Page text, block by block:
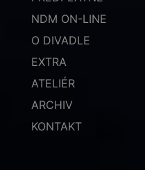
NDM ON-LINE
O DIVADLE
EXTRA
ATELIÉR
ARCHIV
KONTAKT